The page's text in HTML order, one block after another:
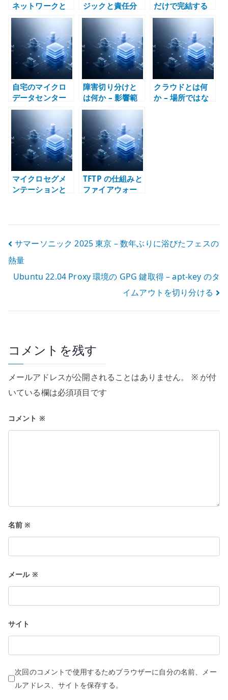
ネットワークと
高度設計型ネッ
トワークの違い –
抽象化と制御責
任で考える
ジックと責任分
界を透明にする –
効率化の前に構
造を定義する
だけで完結する
のか – 検証環境
と不確実性で考
える
自宅のマイクロ
データセンター
とは何か –
Home Lab をイ
ンフラ設計の実
験場にする
障害切り分けと
は何か – 影響範
囲から構造を読
む
クラウドとは何
か – 場所ではな
マイクロセグメ
ンテーションと
える
TFTP の仕組みと
ファイアウォー
投
稿
ナ
ビ
ー
シ
ョ
ン
サマーソニック 2025 東京 – 数年ぶりに浴びたフェスの
熱量
Ubuntu 22.04 Proxy 環境の GPG 鍵取得 – apt-key のタ
イムアウトを切り分ける
コメントを残す
メールアドレスが公開されることはありません。 ※が付
いている欄は必須項目です
コメント ※
名前※
メール ※
サイト
次回のコメントで使用するためブラウザーに自分の名前、メー
ルアドレス、サイトを保存する。